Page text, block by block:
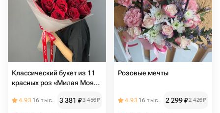
Классический букет из 11
красных роз «Милая Моя»
4.93 16 тыс. 3 381 ₽3 450₽
Розовые мечты
4.93 16 тыс. 2 299₽2 420₽